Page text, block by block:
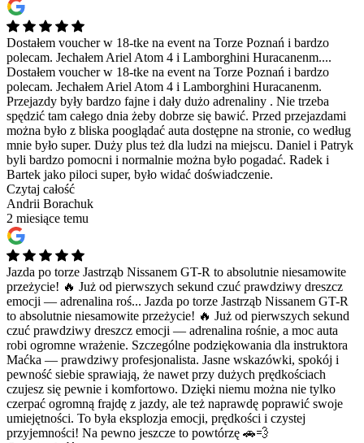
Dostałem voucher w 18-tke na event na Torze Poznań i bardzo
polecam. Jechałem Ariel Atom 4 i Lamborghini Huracanenm....
Dostałem voucher w 18-tke na event na Torze Poznań i bardzo
polecam. Jechałem Ariel Atom 4 i Lamborghini Huracanenm.
Przejazdy były bardzo fajne i dały dużo adrenaliny . Nie trzeba
spędzić tam całego dnia żeby dobrze się bawić. Przed przejazdami
można było z bliska pooglądać auta dostępne na stronie, co według
mnie było super. Duży plus też dla ludzi na miejscu. Daniel i Patryk
byli bardzo pomocni i normalnie można było pogadać. Radek i
Bartek jako piloci super, było widać doświadczenie.
Czytaj całość
Andrii Borachuk
2 miesiące temu
Jazda po torze Jastrząb Nissanem GT-R to absolutnie niesamowite
przeżycie! 🔥 Już od pierwszych sekund czuć prawdziwy dreszcz
emocji — adrenalina roś... Jazda po torze Jastrząb Nissanem GT-R
to absolutnie niesamowite przeżycie! 🔥 Już od pierwszych sekund
czuć prawdziwy dreszcz emocji — adrenalina rośnie, a moc auta
robi ogromne wrażenie. Szczególne podziękowania dla instruktora
Maćka — prawdziwy profesjonalista. Jasne wskazówki, spokój i
pewność siebie sprawiają, że nawet przy dużych prędkościach
czujesz się pewnie i komfortowo. Dzięki niemu można nie tylko
czerpać ogromną frajdę z jazdy, ale też naprawdę poprawić swoje
umiejętności. To była eksplozja emocji, prędkości i czystej
przyjemności! Na pewno jeszcze to powtórzę 🚗💨